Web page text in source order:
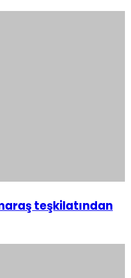
teşkilatından